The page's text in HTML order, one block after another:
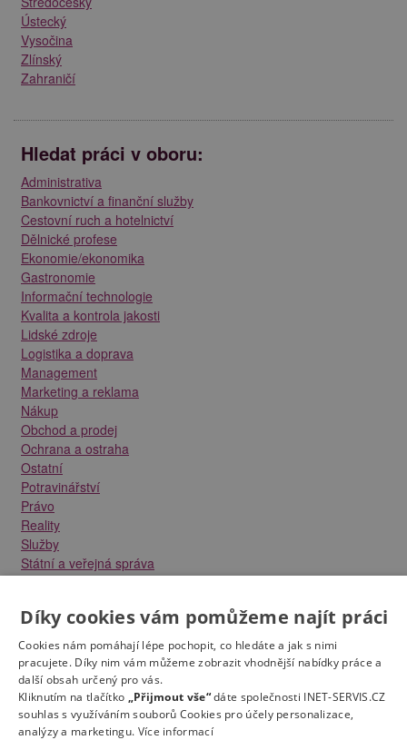
Ústecký
Vysočina
Zlínský
Zahraničí
Hledat práci v oboru:
Administrativa
Bankovnictví a finanční služby
Cestovní ruch a hotelnictví
Dělnické profese
Ekonomie/ekonomika
Gastronomie
Informační technologie
Kvalita a kontrola jakosti
Lidské zdroje
Logistika a doprava
Management
Marketing a reklama
Nákup
Obchod a prodej
Ochrana a ostraha
Ostatní
Potravinářství
Právo
Reality
Služby
Státní a veřejná správa
Technika a elektrotechnika
Tvůrčí práce a design
Výroba
Vzdělávání a školství
Zdravotnictví
Zemědělství, lesnictví a vodní hospodářství
Díky cookies vám pomůžeme najít práci
Cookies nám pomáhají lépe pochopit, co hledáte a jak s nimi
pracujete. Díky nim vám můžeme zobrazit vhodnější nabídky práce a
další obsah určený pro vás.
Kliknutím na tlačítko „Přijmout vše“dáte společnosti INET-SERVIS.CZ
souhlas s využíváním souborů Cookies pro účely personalizace,
analýzy a marketingu. Více informací